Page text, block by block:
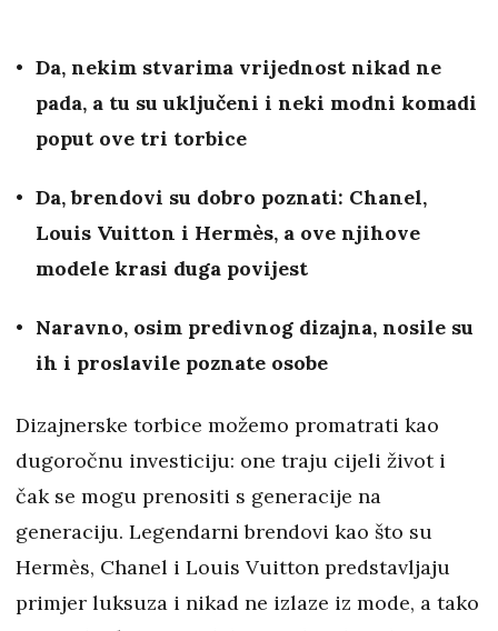
Da, nekim stvarima vrijednost nikad ne
pada, a tu su uključeni i neki modni komadi
poput ove tri torbice
Da, brendovi su dobro poznati: Chanel,
Louis Vuitton i Hermès, a ove njihove
modele krasi duga povijest
Naravno, osim predivnog dizajna, nosile su
ih i proslavile poznate osobe
Dizajnerske torbice možemo promatrati kao
dugoročnu investiciju: one traju cijeli život i
čak se mogu prenositi s generacije na
generaciju. Legendarni brendovi kao što su
Hermès, Chanel i Louis Vuitton predstavljaju
primjer luksuza i nikad ne izlaze iz mode, a tako